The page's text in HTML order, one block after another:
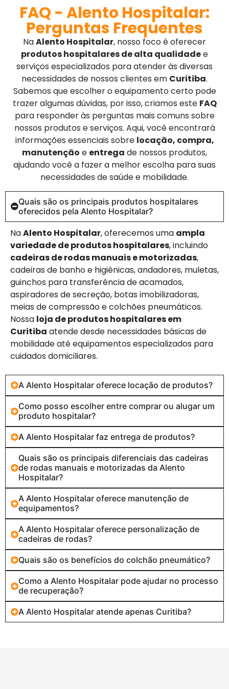
FAQ - Alento Hospitalar:
Perguntas Frequentes
NaAlento Hospitalar, nosso foco é oferecer
produtos hospitalares de alta qualidadee
serviços especializados para atender às diversas
necessidades de nossos clientes em Curitiba.
Sabemos que escolher o equipamento certo pode
trazer algumas dúvidas, por isso, criamos este FAQ
para responder às perguntas mais comuns sobre
nossos produtos e serviços. Aqui, você encontrará
informações essenciais sobre locação, compra,
manutenção e entrega de nossos produtos,
ajudando você a fazer a melhor escolha para suas
necessidades de saúde e mobilidade.
Quais são os principais produtos hospitalares
oferecidos pela Alento Hospitalar?
NaAlento Hospitalar, oferecemos uma ampla
variedade de produtos hospitalares, incluindo
cadeiras de rodas manuais e motorizadas,
cadeiras de banho e higiênicas, andadores, muletas,
guinchos para transferência de acamados,
aspiradores de secreção, botas imobilizadoras,
meias de compressão e colchões pneumáticos.
Nossa loja de produtos hospitalares em
Curitiba atende desde necessidades básicas de
mobilidade até equipamentos especializados para
cuidados domiciliares.
A Alento Hospitalar oferece locação de produtos?
Como posso escolher entre comprar ou alugar um
produto hospitalar?
A Alento Hospitalar faz entrega de produtos?
Quais são os principais diferenciais das cadeiras
de rodas manuais e motorizadas da Alento
Hospitalar?
A Alento Hospitalar oferece manutenção de
equipamentos?
A Alento Hospitalar oferece personalização de
cadeiras de rodas?
Quais são os benefícios do colchão pneumático?
Como a Alento Hospitalar pode ajudar no processo
de recuperação?
A Alento Hospitalar atende apenas Curitiba?